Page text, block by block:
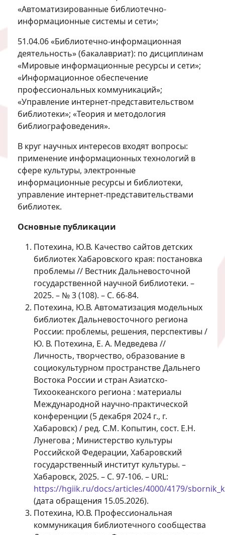
«Автоматизированные библиотечно-
информационные системы и сети»;
51.04.06 «Библиотечно-информационная
деятельность» (бакалавриат): по дисциплинам
«Мировые информационные ресурсы и сети»;
«Информационное обеспечение
профессиональных коммуникаций»;
«Управление интернет-представительством
библиотеки»; «Теория и методология
библиографоведения».
В круг научных интересов входят вопросы:
применение информационных технологий в
сфере культуры, электронные
информационные ресурсы и библиотеки,
управление интернет-представительствами
библиотек.
Основные публикации
Потехина, Ю.В. Качество сайтов детских
библиотек Хабаровского края: постановка
проблемы // Вестник Дальневосточной
государственной научной библиотеки. –
2025. – № 3 (108). – С. 66-84.
Потехина, Ю.В. Автоматизация модельных
библиотек Дальневосточного региона
России: проблемы, решения, перспективы /
Ю. В. Потехина, Е. А. Медведева //
Личность, творчество, образование в
социокультурном пространстве Дальнего
Востока России и стран Азиатско-
Тихоокеанского региона : материалы
Международной научно-практической
конференции (5 декабря 2024 г., г.
Хабаровск) / ред. С.М. Копытин, сост. Е.Н.
Лунегова ; Министерство культуры
Российской Федерации, Хабаровский
государственный институт культуры. –
Хабаровск, 2025. – С. 97-106. – URL:
https://hgiik.ru/docs/articles/4000/4179/
(дата обращения 15.05.2026).
Потехина, Ю.В. Профессиональная
коммуникация библиотечного сообщества